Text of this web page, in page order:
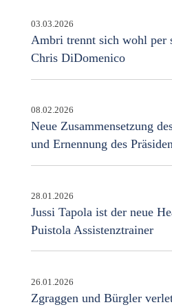
03.03.2026
Ambri trennt sich wohl per
Chris DiDomenico
08.02.2026
Neue Zusammensetzung
und Ernennung des
28.01.2026
Jussi Tapola ist der neue
Puistola Assistenztrainer
26.01.2026
Zgraggen und Bürgler